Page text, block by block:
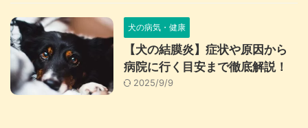
犬の病気・健康
【犬の結膜炎】症状や原因から
病院に行く目安まで徹底解説！
2025/9/9